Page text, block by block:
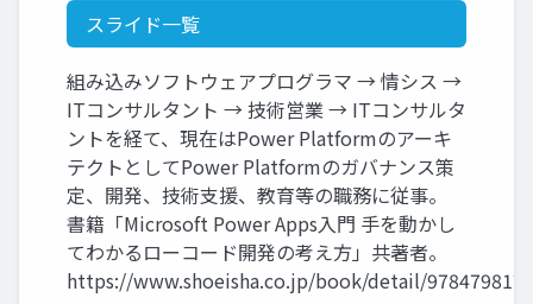
スライド一覧
組み込みソフトウェアプログラマ → 情シス →
ITコンサルタント → 技術営業 → ITコンサルタ
ントを経て、現在はPower Platformのアーキ
テクトとしてPower Platformのガバナンス策
定、開発、技術支援、教育等の職務に従事。
書籍「Microsoft Power Apps入門 手を動かし
てわかるローコード開発の考え方」共著者。
https://www.shoeisha.co.jp/book/detail/